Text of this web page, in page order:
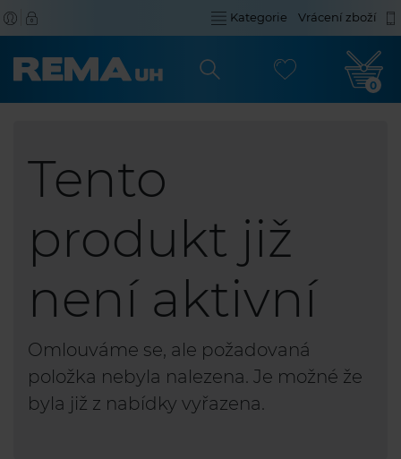
Kategorie Vrácení zboží
0
Tento
produkt již
není aktivní
Omlouváme se, ale požadovaná
položka nebyla nalezena. Je možné že
byla již z nabídky vyřazena.